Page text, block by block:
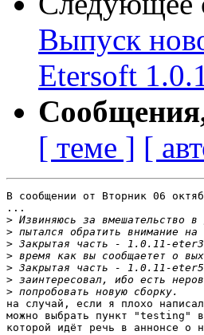
Выпуск
Etersoft
[ теме ] [
В сообщении от Вторник 06
...
>
>
>
>
>
>
>
на случай, если я плохо
можно выбрать пункт "testing"
которой идёт речь в аннонсе о